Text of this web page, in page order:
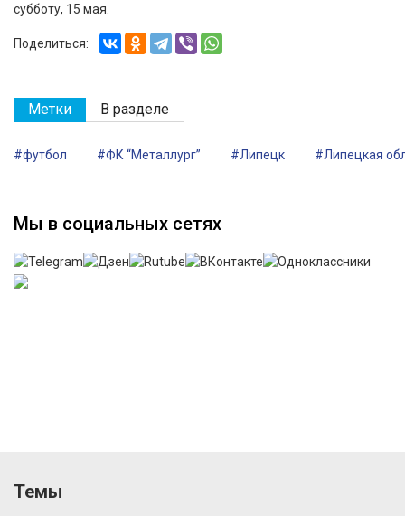
субботу, 15 мая.
Поделиться:
Метки В разделе
#футбол #ФК “Металлург” #Липецк #Липецкая
Мы в социальных сетях
Темы